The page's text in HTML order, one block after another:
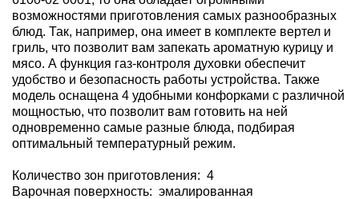
возможностями приготовления самых разнообразных
блюд. Так, например, она имеет в комплекте вертел и
гриль, что позволит вам запекать ароматную курицу и
мясо. А функция газ-контроля духовки обеспечит
удобство и безопасность работы устройства. Также
модель оснащена 4 удобными конфорками с различной
мощностью, что позволит вам готовить на ней
одновременно самые разные блюда, подбирая
оптимальный температурный режим.
Количество зон приготовления: 4
Варочная поверхность: эмалированная